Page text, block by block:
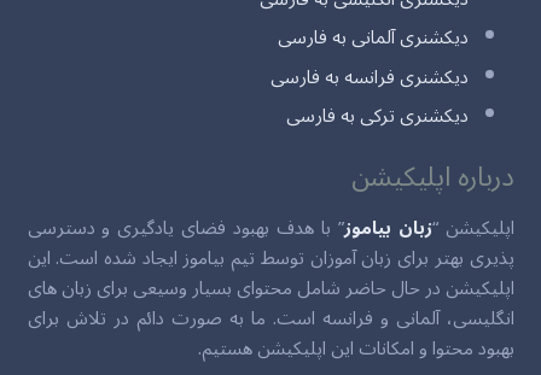
دیکشنری آلمانی به فارسی
دیکشنری فرانسه به فارسی
دیکشنری ترکی به فارسی
درباره اپلیکیشن
اپلیکیشن “زبان بیاموز” با هدف بهبود فضای یادگیری و دسترسی
پذیری بهتر برای زبان آموزان توسط تیم بیاموز ایجاد شده است. این
اپلیکیشن در حال حاضر شامل محتوای بسیار وسیعی برای زبان های
انگلیسی، آلمانی و فرانسه است. ما به صورت دائم در تلاش برای
بهبود محتوا و امکانات این اپلیکیشن هستیم.